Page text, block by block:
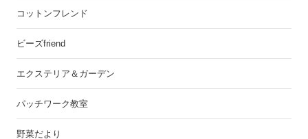
コットンフレンド
ビーズfriend
エクステリア＆ガーデン
パッチワーク教室
野菜だより